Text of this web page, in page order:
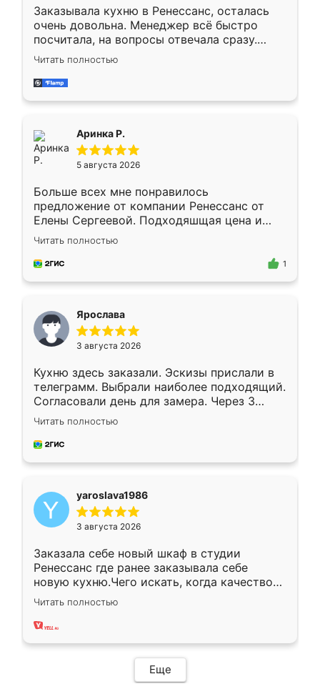
Заказывала кухню в Ренессанс, осталась
очень довольна. Менеджер всё быстро
посчитала, на вопросы отвечала сразу.
Замерщик приехал в субботу, подошёл к
делу со всей ответственностью. Собрали
за день, ребята работали аккуратно, даже
Читать полностью
Аринка Р.
5 августа 2026
Больше всех мне понравилось
предложение от компании Ренессанс от
Елены Сергеевой. Подходяшщая цена и
короткие сроки изготовления. Приехавший
для замера сотрудник Владислав
предложил по моему эскизу самый
Читать полностью
1
Ярослава
3 августа 2026
Кухню здесь заказали. Эскизы прислали в
телеграмм. Выбрали наиболее подходящий.
Согласовали день для замера. Через 3
недели кухня была уже готова. Остались
довольны работой. Спасибо Ренессанс
мебель за качественную работу!
Читать полностью
yaroslava1986
3 августа 2026
Заказала себе новый шкаф в студии
Ренессанс где ранее заказывала себе
новую кухню.Чего искать, когда качеством
вполне довольна. Служит кухня уже почти
два года, нареканий нет.
Читать полностью
Еще